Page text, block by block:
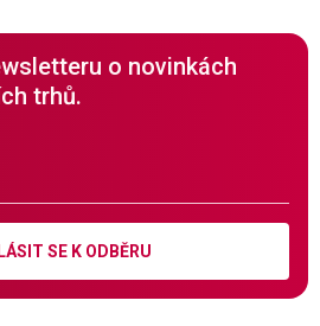
o novinkách
trhů.
SE K ODBĚRU